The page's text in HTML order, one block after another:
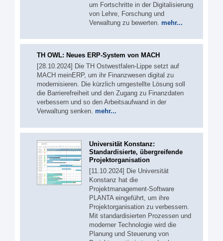
um Fortschritte in der Digitalisierung
von Lehre, Forschung und
Verwaltung zu bewerten. mehr...
TH OWL: Neues ERP-System von MACH
[28.10.2024] Die TH Ostwestfalen-Lippe setzt auf
MACH meinERP, um ihr Finanzwesen digital zu
modernisieren. Die kürzlich umgestellte Lösung soll
die Barrierefreiheit und den Zugang zu Finanzdaten
verbessern und so den Arbeitsaufwand in der
Verwaltung senken. mehr...
Universität Konstanz:
Standardisierte, übergreifende
Projektorganisation
[11.10.2024] Die Universität
Konstanz hat die
Projektmanagement-Software
PLANTA eingeführt, um ihre
Projektorganisation zu verbessern.
Mit standardisierten Prozessen und
moderner Technologie wird die
Planung und Steuerung von